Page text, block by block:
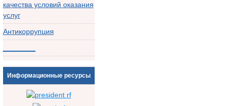
качества условий оказания
услуг
Антикоррупция
Информационные ресурсы